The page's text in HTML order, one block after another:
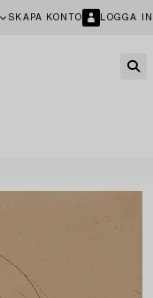
SKAPA KONTO LOGGA IN